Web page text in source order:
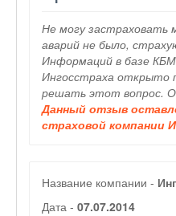
Не могу застраховать
аварий не было,
Информаций в базе
Ингосстраха открыто
решать этот вопрос.
Данный отзыв
страховой компании
Название компании -
Дата - 07.07.2014